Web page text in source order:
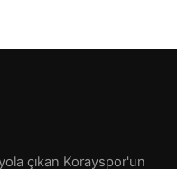
çıkan Korayspor'un